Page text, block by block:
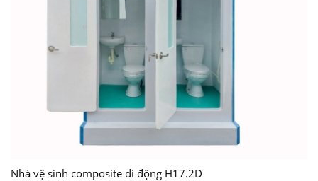
Nhà vệ sinh composite di động H17.2D